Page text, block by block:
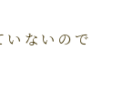
いないので